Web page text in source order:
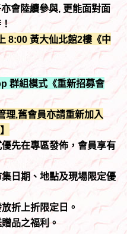
會陸續參與, 更能面對面
8:00 黃大仙北館2樓《中
群組模式《重新招募會
理,舊會員亦請重新加入
先在專區發佈，會員享有
日期、地點及現場限定優
折上折限定日。
品之福利。